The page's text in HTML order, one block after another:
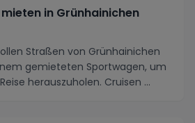
in Grünhainichen
Straßen von Grünhainichen
gemieteten Sportwagen, um
herauszuholen. Cruisen ...